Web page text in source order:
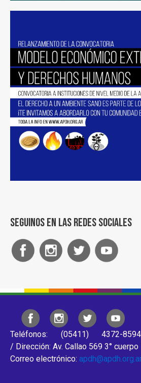
Seguinos en las redes sociales
Teléfonos: (05411) 4372-
/ Dirección: Av. Callao 569 3°
Correo electrónico: